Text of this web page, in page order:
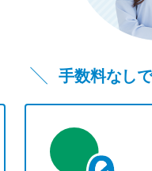
手数料なし